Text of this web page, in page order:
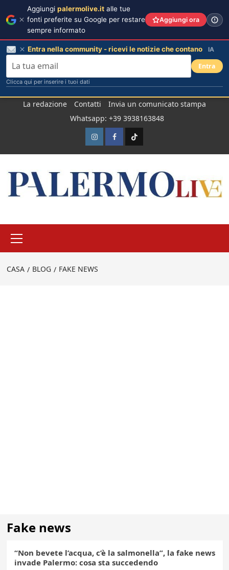
La redazione Contatti
Invia un comunicato stampa
Whatsapp: +39 3938163848
InstagramFacebook
TikTok
principale
CASA BLOG FAKE NEWS
Fake news
“Non bevete l’acqua, c’è la salmonella”, la fake news
invade Palermo: cosa sta succedendo
Aggiungi palermolive.it alle tue
fonti preferite su Google per restare
sempre informato
Aggiungi ora
Entra nella community - ricevi le notizie che contano IA
Entra
Clicca qui per inserire i tuoi dati